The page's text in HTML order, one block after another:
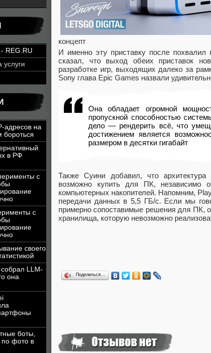
REG.RU
услуги
адресов на
бороться
в РФ
с
с
своего
собрал LLM-
она
боты,
по фото в
концепт
И именно эту приставку после
сказал, что выход обеих приставок
разработке игр, выходящих далеко за
Sony глава Epic Games назвали
Она обладает огромной
пропускной способностью
дело — рендерить всё, что
достижением является
размером в десятки гигабайт
Также Суини добавил, что
возможно купить для ПК,
компьютерных накопителей. Напомним,
передачи данных в 5,5 ГБ/с. Если мы
примерно сопоставимые решения для ПК,
хранилища, которую невозможно
Поделиться…